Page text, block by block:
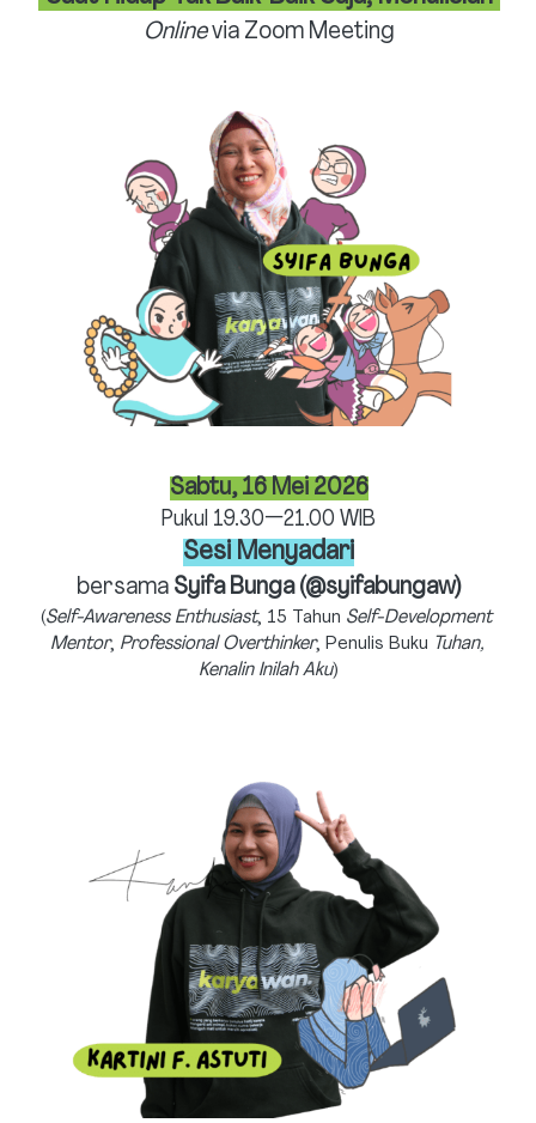
Online via Zoom Meeting
Sabtu, 16 Mei 2026
Pukul 19.30—21.00 WIB
Sesi Menyadari
bersama Syifa Bunga (@syifabungaw)
(Self-Awareness Enthusiast, 15 Tahun Self-Development
Mentor, Professional Overthinker, Penulis Buku Tuhan,
Kenalin Inilah Aku)